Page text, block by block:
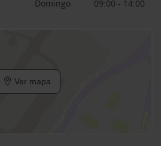
Domingo 09:00 - 14:00
Ver mapa